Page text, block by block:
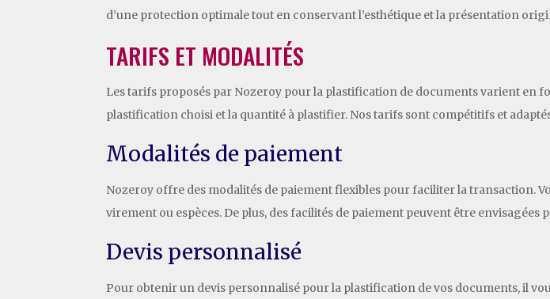
d’une protection optimale tout en conservant l’esthétique et la présentation
TARIFS ET MODALITÉS
Les tarifs proposés par Nozeroy pour la plastification de documents varient en
plastification choisi et la quantité à plastifier. Nos tarifs sont compétitifs et
Modalités de paiement
Nozeroy offre des modalités de paiement flexibles pour faciliter la transaction.
virement ou espèces. De plus, des facilités de paiement peuvent être
Devis personnalisé
Pour obtenir un devis personnalisé pour la plastification de vos documents, il